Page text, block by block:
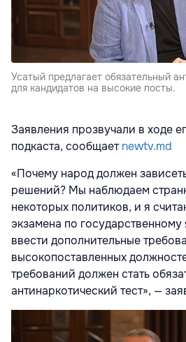
Усатый предлагает обязательный
для кандидатов на высокие посты.
Заявления прозвучали в ходе
подкаста, сообщаетnewtv.md
«Почему народ должен
решений? Мы наблюдаем
некоторых политиков, и я
экзамена по государственному
ввести дополнительные
высокопоставленных
требований должен стать
антинаркотический тест», —